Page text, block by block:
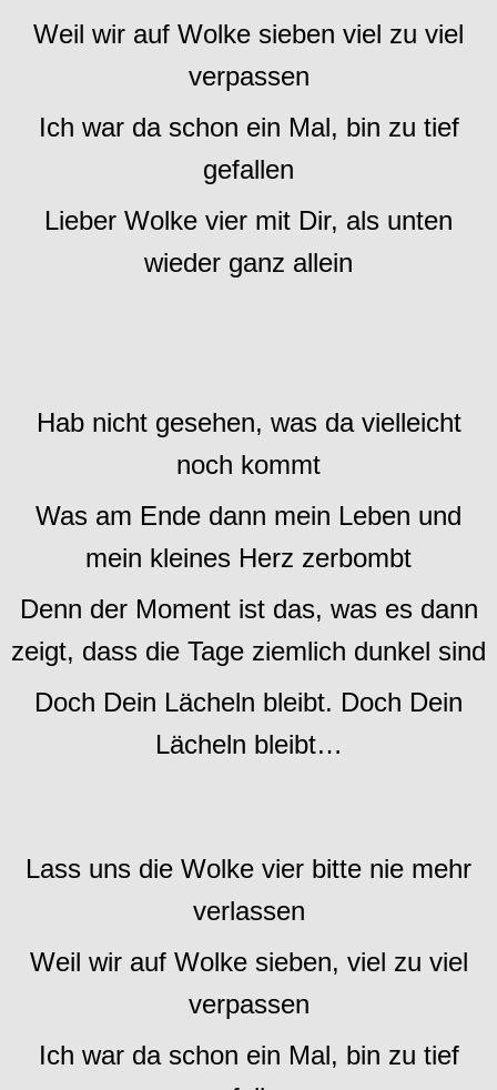
Weil wir auf Wolke sieben viel zu viel
verpassen
Ich war da schon ein Mal, bin zu tief
gefallen
Lieber Wolke vier mit Dir, als unten
wieder ganz allein
Hab nicht gesehen, was da vielleicht
noch kommt
Was am Ende dann mein Leben und
mein kleines Herz zerbombt
Denn der Moment ist das, was es dann
zeigt, dass die Tage ziemlich dunkel sind
Doch Dein Lächeln bleibt. Doch Dein
Lächeln bleibt…
Lass uns die Wolke vier bitte nie mehr
verlassen
Weil wir auf Wolke sieben, viel zu viel
verpassen
Ich war da schon ein Mal, bin zu tief